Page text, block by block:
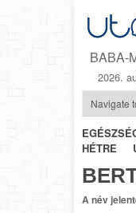
BABA-
2026.
HÉTRE
A név